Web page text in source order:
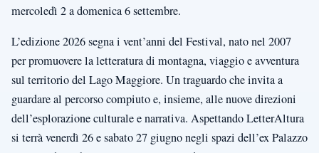
mercoledì 2 a domenica 6 settembre.
L’edizione 2026 segna i vent’anni del Festival, nato nel 2007
per promuovere la letteratura di montagna, viaggio e avventura
sul territorio del Lago Maggiore. Un traguardo che invita a
guardare al percorso compiuto e, insieme, alle nuove direzioni
dell’esplorazione culturale e narrativa. Aspettando LetterAltura
si terrà venerdì 26 e sabato 27 giugno negli spazi dell’ex Palazzo